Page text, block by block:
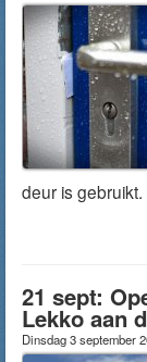
deur is
21 sept:
Lekko aan
Dinsdag 3 september